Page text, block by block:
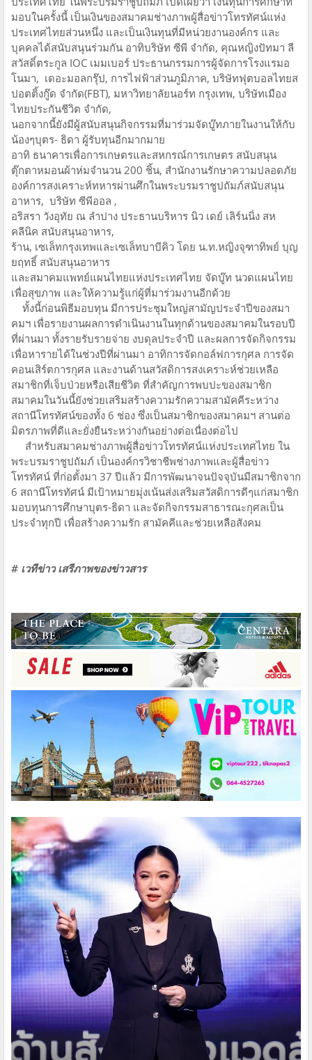
มอบในครั้งนี้ เป็นเงินของสมาคมช่างภาพผู้สื่อข่าวโทรทัศน์แห่ง
ประเทศไทยส่วนหนึ่ง และเป็นเงินทุนที่มีหน่วยงานองค์กร และ
บุคคลได้สนับสนุนร่วมกัน อาทิบริษัท ซีพี จำกัด, คุณหญิงปัทมา ลี
สวัสดิ์ตระกูล IOC เมมเบอร์ ประธานกรรมการผู้จัดการโรงแรมอ
โนมา, เดอะมอลกรุ๊ป, การไฟฟ้าส่วนภูมิภาค, บริษัทฟุตบอลไทยส
ปอตติ้งกู๊ด จำกัด(FBT), มหาวิทยาลัยนอร์ท กรุงเทพ, บริษัทเมือง
ไทยประกันชีวิต จำกัด,
นอกจากนี้ยังมีผู้สนับสนุนกิจกรรมที่มาร่วมจัดบู๊ทภายในงานให้กับ
น้องๆบุตร- ธิดา ผู้รับทุนอีกมากมาย
อาทิ ธนาคารเพื่อการเกษตรและสหกรณ์การเกษตร สนับสนุน
ตุ๊กตาหมอนผ้าห่มจำนวน 200 ชิ้น, สำนักงานรักษาความปลอดภัย
องค์การสงเคราะห์ทหารผ่านศึกในพระบรมราชูปถัมภ์สนับสนุน
อาหาร, บริษัท ซีพีออล ,
อริสรา วังอุทัย ณ ลำปาง ประธานบริหาร นิว เดย์ เลิร์นนิ่ง สห
คลีนิค สนับสนุนอาหาร,
ร้าน, เซเล็ทกรุงเทพและเซเล็ทบาบีคิว โดย น.ท.หญิงจุฑาทิพย์ บุญ
ยฤทธิ์ สนับสนุนอาหาร
และสมาคมแพทย์แผนไทยแห่งประเทศไทย จัดบู๊ท นวดแผนไทย
เพื่อสุขภาพ และให้ความรู้แก่ผู้ที่มาร่วมงานอีกด้วย
ทั้งนี้ก่อนพิธีมอบทุน มีการประชุมใหญ่สามัญประจำปีของสมา
คมฯ เพื่อรายงานผลการดำเนินงานในทุกด้านของสมาคมในรอบปี
ที่ผ่านมา ทั้งรายรับรายจ่าย งบดุลประจำปี และผลการจัดกิจกรรม
เพื่อหารายได้ในช่วงปีที่ผ่านมา อาทิการจัดกอล์ฟการกุศล การจัด
คอนเสิร์ตการกุศล และงานด้านสวัสดิการสงเคราะห์ช่วยเหลือ
สมาชิกที่เจ็บป่วยหรือเสียชีวิต ที่สำคัญการพบปะของสมาชิก
สมาคมในวันนี้ยังช่วยเสริมสร้างความรักความสามัคคีระหว่าง
สถานีโทรทัศน์ของทั้ง 6 ช่อง ซึ่งเป็นสมาชิกของสมาคมฯ สานต่อ
มิตรภาพที่ดีและยั่งยืนระหว่างกันอย่างต่อเนื่องต่อไป
สำหรับสมาคมช่างภาพผู้สื่อข่าวโทรทัศน์แห่งประเทศไทย ใน
พระบรมราชูปถัมภ์ เป็นองค์กรวิชาชีพช่างภาพและผู้สื่อข่าว
โทรทัศน์ ที่ก่อตั้งมา 37 ปีแล้ว มีการพัฒนาจนปัจจุบันมีสมาชิกจาก
6 สถานีโทรทัศน์ มีเป้าหมายมุ่งเน้นส่งเสริมสวัสดิการดีๆแก่สมาชิก
มอบทุนการศึกษาบุตร-ธิดา และจัดกิจกรรมสาธารณะกุศลเป็น
ประจำทุกปี เพื่อสร้างความรัก สามัคคีและช่วยเหลือสังคม
# เวทีข่าว เสรีภาพของข่าวสาร